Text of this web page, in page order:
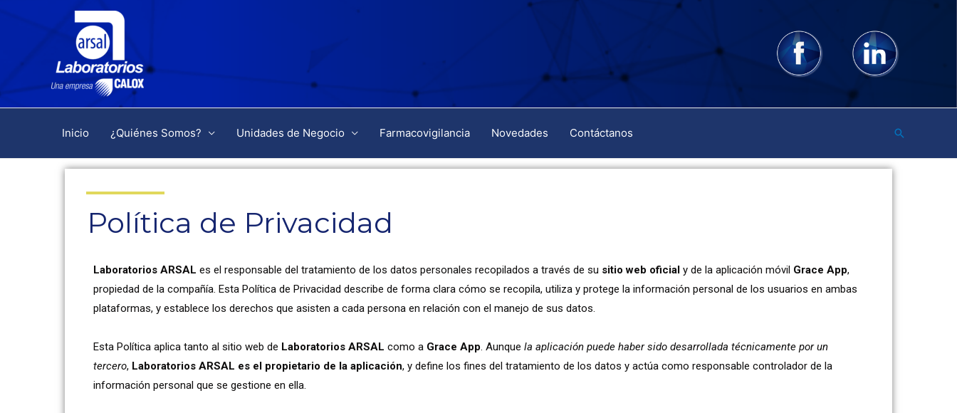
Inicio ¿Quiénes Somos? Unidades de Negocio Farmacovigilancia Novedades Contáctanos
Política de Privacidad
Laboratorios ARSAL es el responsable del tratamiento de los datos personales recopilados a través de su sitio web oficial y de la aplicación móvil Grace App,
propiedad de la compañía. Esta Política de Privacidad describe de forma clara cómo se recopila, utiliza y protege la información personal de los usuarios en ambas
plataformas, y establece los derechos que asisten a cada persona en relación con el manejo de sus datos.
Esta Política aplica tanto al sitio web de Laboratorios ARSAL como a Grace App . Aunque la aplicación puede haber sido desarrollada técnicamente por un
tercero, Laboratorios ARSAL es el propietario de la aplicación, y define los fines del tratamiento de los datos y actúa como responsable controlador de la
información personal que se gestione en ella.